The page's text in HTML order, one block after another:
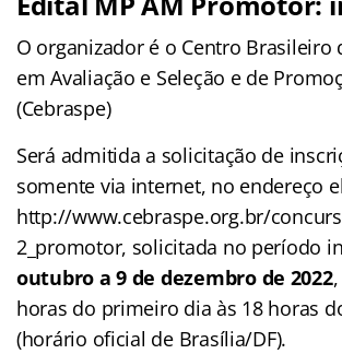
O organizador é o Centro Brasileiro
em Avaliação e Seleção e de
(Cebraspe)
Será admitida a solicitação de
somente via internet, no endereço
http://www.cebraspe.org.br/
2_promotor, solicitada no período
outubro a 9 de dezembro de 2022
horas do primeiro dia às 18 horas
(horário oficial de Brasília/DF).